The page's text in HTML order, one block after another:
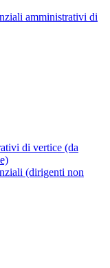
amministrativi di
di vertice (da
(dirigenti non